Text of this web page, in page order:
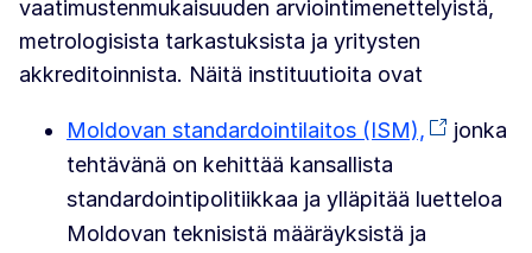
vaatimustenmukaisuuden arviointimenettelyistä,
metrologisista tarkastuksista ja yritysten
akkreditoinnista. Näitä instituutioita ovat
Moldovan standardointilaitos (ISM),
jonka
tehtävänä on kehittää kansallista
standardointipolitiikkaa ja ylläpitää luetteloa
Moldovan teknisistä määräyksistä ja